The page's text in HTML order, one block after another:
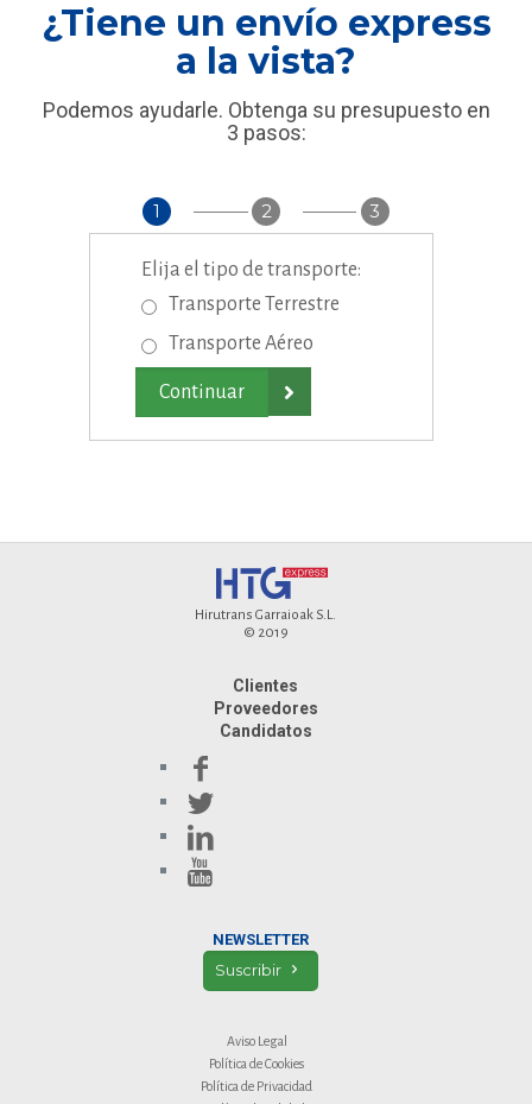
¿Tiene un envío express
a la vista?
Podemos ayudarle. Obtenga su presupuesto en
3 pasos:
1 2 3
Elija el tipo de transporte:
Transporte Terrestre
Transporte Aéreo

Hirutrans Garraioak S.L.
© 2019
Clientes
Proveedores
Candidatos
NEWSLETTER
Suscribir
Aviso Legal
Política de Cookies
Política de Privacidad